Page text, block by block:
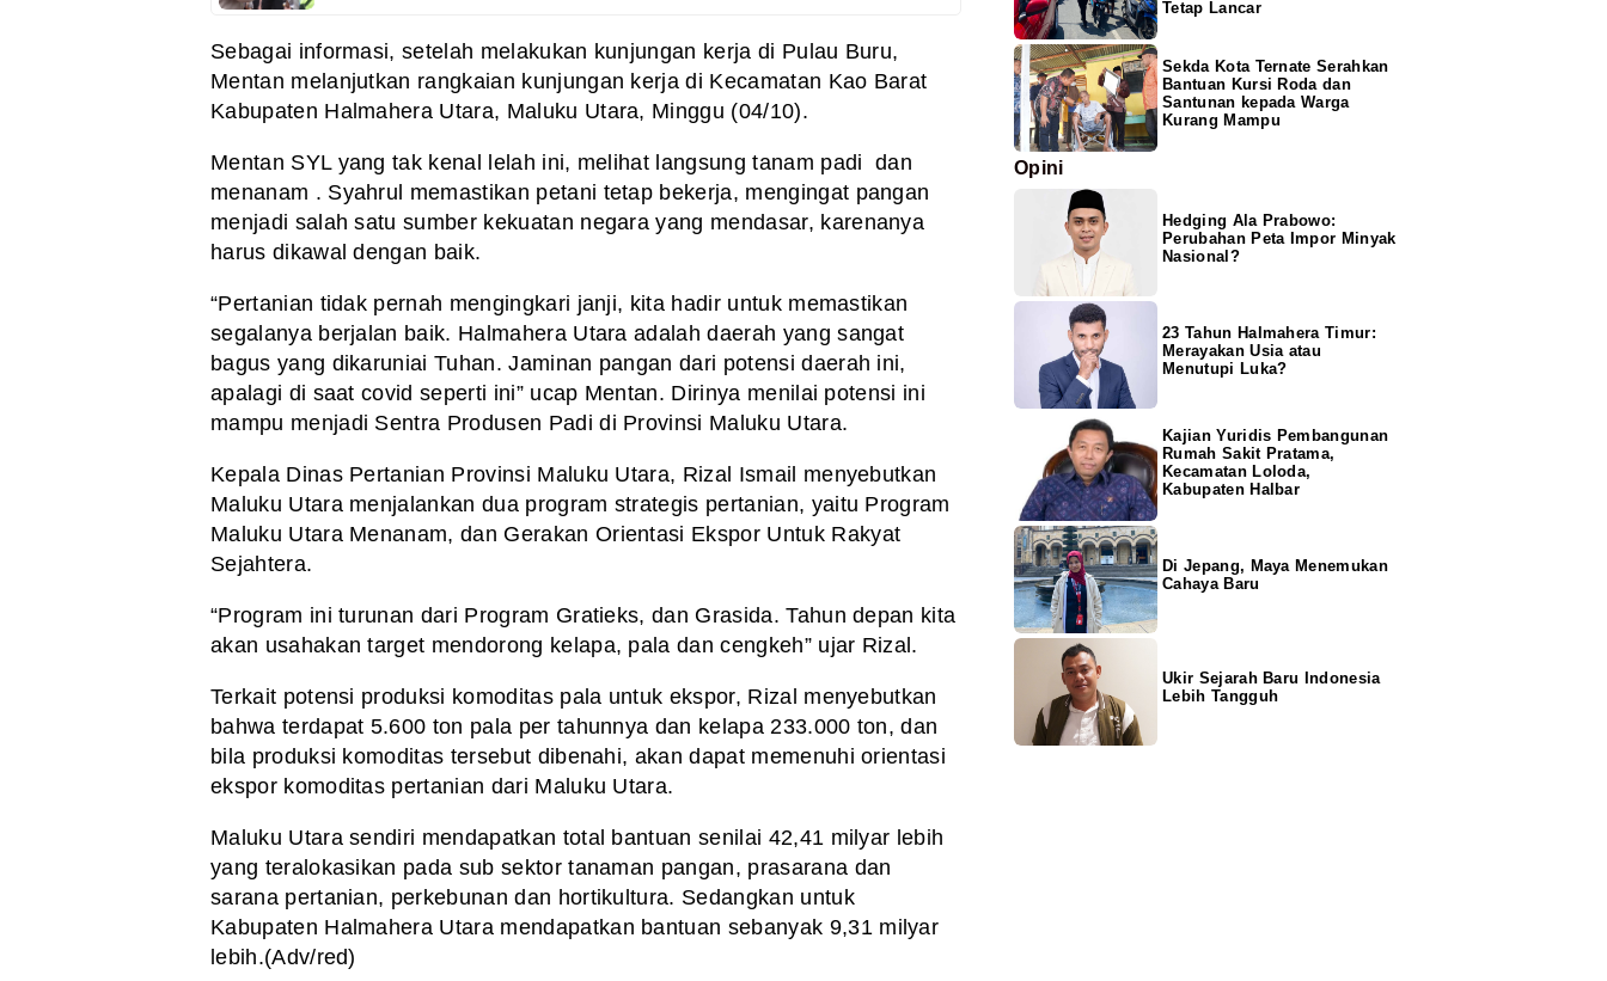
Sebagai informasi, setelah melakukan kunjungan kerja di Pulau Buru,
Mentan melanjutkan rangkaian kunjungan kerja di Kecamatan Kao Barat
Kabupaten Halmahera Utara, Maluku Utara, Minggu (04/10).
Mentan SYL yang tak kenal lelah ini, melihat langsung tanam padi dan
menanam . Syahrul memastikan petani tetap bekerja, mengingat pangan
menjadi salah satu sumber kekuatan negara yang mendasar, karenanya
harus dikawal dengan baik.
“Pertanian tidak pernah mengingkari janji, kita hadir untuk memastikan
segalanya berjalan baik. Halmahera Utara adalah daerah yang sangat
bagus yang dikaruniai Tuhan. Jaminan pangan dari potensi daerah ini,
apalagi di saat covid seperti ini” ucap Mentan. Dirinya menilai potensi ini
mampu menjadi Sentra Produsen Padi di Provinsi Maluku Utara.
Kepala Dinas Pertanian Provinsi Maluku Utara, Rizal Ismail menyebutkan
Maluku Utara menjalankan dua program strategis pertanian, yaitu Program
Maluku Utara Menanam, dan Gerakan Orientasi Ekspor Untuk Rakyat
Sejahtera.
“Program ini turunan dari Program Gratieks, dan Grasida. Tahun depan kita
akan usahakan target mendorong kelapa, pala dan cengkeh” ujar Rizal.
Terkait potensi produksi komoditas pala untuk ekspor, Rizal menyebutkan
bahwa terdapat 5.600 ton pala per tahunnya dan kelapa 233.000 ton, dan
bila produksi komoditas tersebut dibenahi, akan dapat memenuhi orientasi
ekspor komoditas pertanian dari Maluku Utara.
Maluku Utara sendiri mendapatkan total bantuan senilai 42,41 milyar lebih
yang teralokasikan pada sub sektor tanaman pangan, prasarana dan
sarana pertanian, perkebunan dan hortikultura. Sedangkan untuk
Kabupaten Halmahera Utara mendapatkan bantuan sebanyak 9,31 milyar
lebih.(Adv/red)
Tetap Lancar
Sekda Kota Ternate Serahkan
Bantuan Kursi Roda dan
Santunan kepada Warga
Kurang Mampu
Opini
Hedging Ala Prabowo:
Perubahan Peta Impor Minyak
Nasional?
23 Tahun Halmahera Timur:
Merayakan Usia atau
Menutupi Luka?
Kajian Yuridis Pembangunan
Rumah Sakit Pratama,
Kecamatan Loloda,
Kabupaten Halbar
Di Jepang, Maya Menemukan
Cahaya Baru
Ukir Sejarah Baru Indonesia
Lebih Tangguh